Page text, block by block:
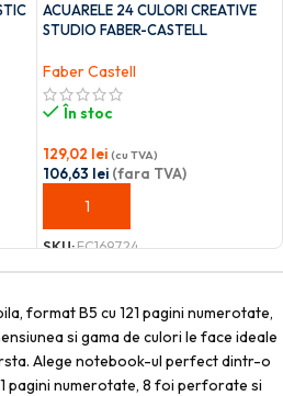
ACUARELE 24 CULORI CREATIVE
STUDIO FABER-CASTELL
Faber Castell
În stoc
129,02 lei (cu TVA)
106,63 lei (fara TVA)
ADAUGĂ ÎN COȘ
SKU:FC169724
format B5 cu 121 pagini numerotate,
si gama de culori le face ideale
Alege notebook-ul perfect dintr-o
pagini numerotate, 8 foi perforate si